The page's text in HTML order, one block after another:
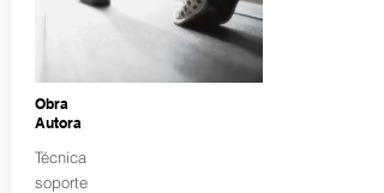
Obra
Autora
Técnica
soporte